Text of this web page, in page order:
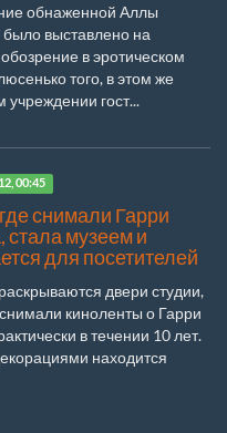
обнаженной Аллы
было выставлено на
в эротическом
того, в этом же
учреждении гост...
00:45
снимали Гарри
стала музеем и
для посетителей
двери студии,
киноленты о Гарри
в течении 10 лет.
находится